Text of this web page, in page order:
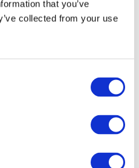
that you’ve
collected from your use
Événements